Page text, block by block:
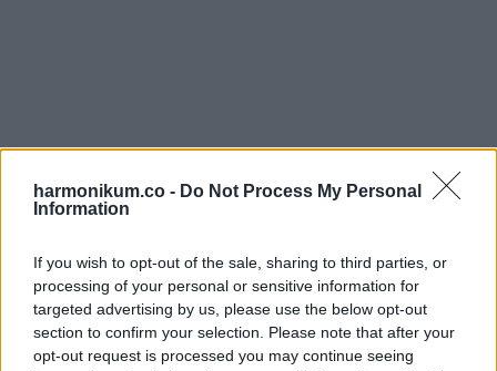
harmonikum.co - Do Not Process My Personal
Information
If you wish to opt-out of the sale, sharing to third parties, or
processing of your personal or sensitive information for
targeted advertising by us, please use the below opt-out
section to confirm your selection. Please note that after your
opt-out request is processed you may continue seeing
Oszd meg ezt a posztot:
WhatsappRedditShare
via
Email